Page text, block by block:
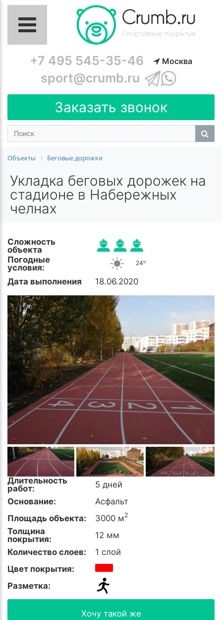
+7 495 545-35-46 Москва
sport@crumb.ru
Заказать звонок
Объекты Беговые дорожки
Укладка беговых дорожек на
стадионе в Набережных
челнах
Сложность
объекта
Погодные
условия:
24o
Дата выполнения 18.06.2020
Длительность
работ:
5 дней
Основание:
Асфальт
Площадь объекта:
3000 м2
Толщина
покрытия:
12 мм
Количество слоев:
1 слой
Цвет покрытия:
Разметка:
Хочу такой же